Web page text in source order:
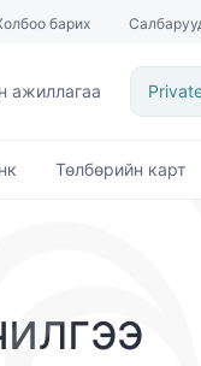
барих
ажиллагаа
Төлбөрийн карт